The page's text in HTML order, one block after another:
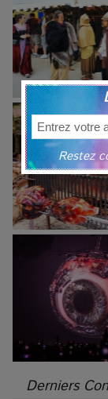
Derniers
Restez